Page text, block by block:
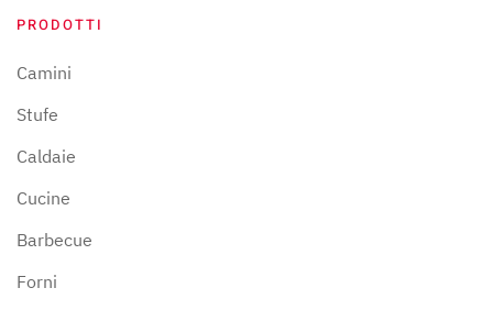
PRODOTTI
Camini
Stufe
Caldaie
Cucine
Barbecue
Forni